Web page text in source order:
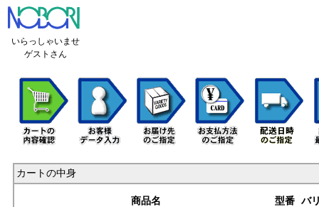
いらっしゃいませ
ゲストさん
カートの中身
商品名 型番 バ